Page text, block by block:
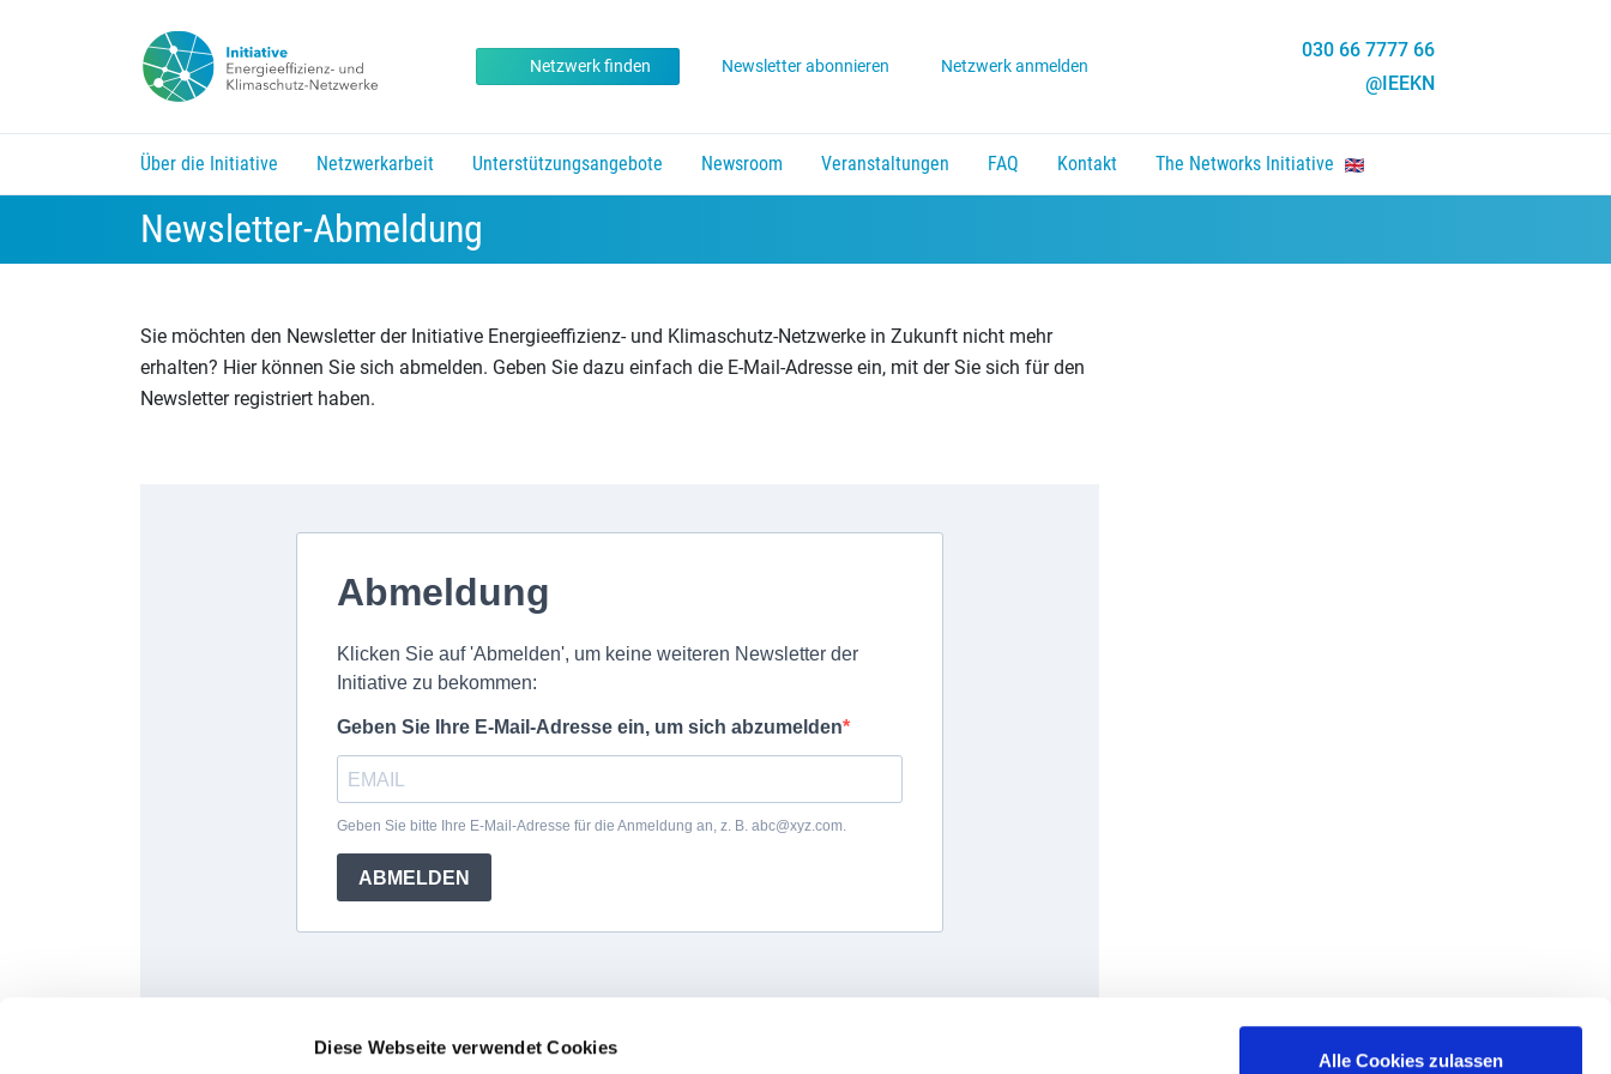
Diese Webseite verwendet Cookies
Alle Cookies zulassen
Netzwerk finden Newsletter abonnieren Netzwerk anmelden
030 66 7777 66
@IEEKN
Über die Initiative
Untermenü vorhanden. Pfeil nach unten um zu öffnen, Enter um Link zu folgen.
Netzwerkarbeit
Untermenü vorhanden. Pfeil nach unten um zu öffnen, Enter um Link zu folgen.
Unterstützungsangebote
Newsroom
Veranstaltungen FAQ Kontakt The Networks Initiative
Newsletter-Abmeldung
Sie möchten den Newsletter der Initiative Energieeffizienz- und Klimaschutz-Netzwerke in Zukunft nicht mehr
erhalten? Hier können Sie sich abmelden. Geben Sie dazu einfach die E-Mail-Adresse ein, mit der Sie sich für den
Newsletter registriert haben.